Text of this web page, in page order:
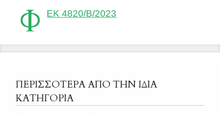
Φ ΕΚ 4820/Β/2023
ΠΕΡΙΣΣΟΤΕΡΑ ΑΠΟ ΤΗΝ ΙΔΙΑ
ΚΑΤΗΓΟΡΙΑ